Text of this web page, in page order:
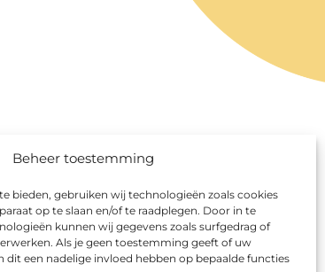
Beheer toestemming
bieden, gebruiken wij technologieën zoals cookies
op te slaan en/of te raadplegen. Door in te
kunnen wij gegevens zoals surfgedrag of
Als je geen toestemming geeft of uw
een nadelige invloed hebben op bepaalde functies